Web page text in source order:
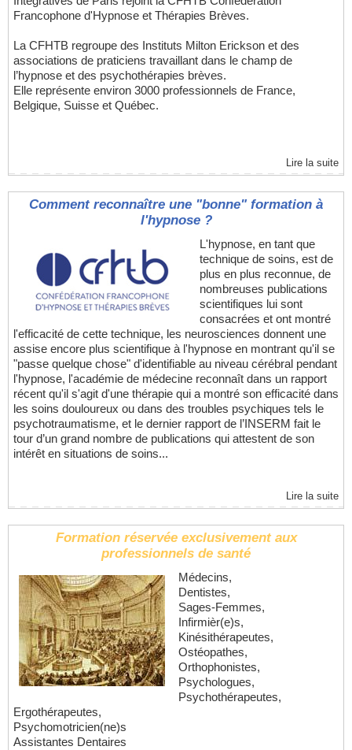
Francophone d'Hypnose et Thérapies Brèves.
La CFHTB regroupe des Instituts Milton Erickson et des
associations de praticiens travaillant dans le champ de
l’hypnose et des psychothérapies brèves.
Elle représente environ 3000 professionnels de France,
Belgique, Suisse et Québec.
Lire la suite
Comment reconnaître une "bonne" formation à
l'hypnose ?
L'hypnose, en tant que
technique de soins, est de
plus en plus reconnue, de
nombreuses publications
scientifiques lui sont
consacrées et ont montré
l'efficacité de cette technique, les neurosciences donnent une
assise encore plus scientifique à l'hypnose en montrant qu'il se
"passe quelque chose" d'identifiable au niveau cérébral pendant
l'hypnose, l'académie de médecine reconnaît dans un rapport
récent qu'il s'agit d'une thérapie qui a montré son efficacité dans
les soins douloureux ou dans des troubles psychiques tels le
psychotraumatisme, et le dernier rapport de l’INSERM fait le
tour d’un grand nombre de publications qui attestent de son
intérêt en situations de soins...
Lire la suite
Formation réservée exclusivement aux
professionnels de santé
Médecins,
Dentistes,
Sages-Femmes,
Infirmièr(e)s,
Kinésithérapeutes,
Ostéopathes,
Orthophonistes,
Psychologues,
Psychothérapeutes,
Ergothérapeutes,
Psychomotricien(ne)s
Assistantes Dentaires